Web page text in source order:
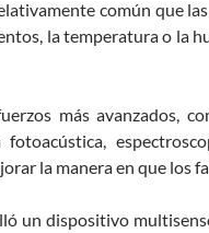
común que
la temperatura o la
más avanzados,
fotoacústica,
la manera en que los
un dispositivo